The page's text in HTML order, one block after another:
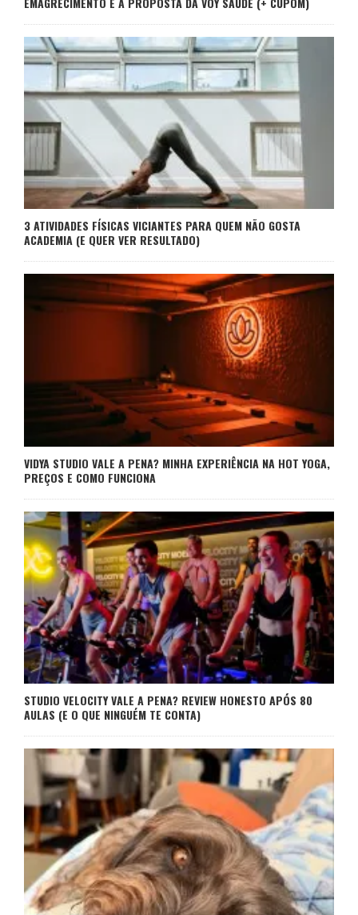
3 ATIVIDADES FÍSICAS VICIANTES PARA QUEM NÃO GOSTA
ACADEMIA (E QUER VER RESULTADO)
VIDYA STUDIO VALE A PENA? MINHA EXPERIÊNCIA NA HOT YOGA,
PREÇOS E COMO FUNCIONA
STUDIO VELOCITY VALE A PENA? REVIEW HONESTO APÓS 80
AULAS (E O QUE NINGUÉM TE CONTA)